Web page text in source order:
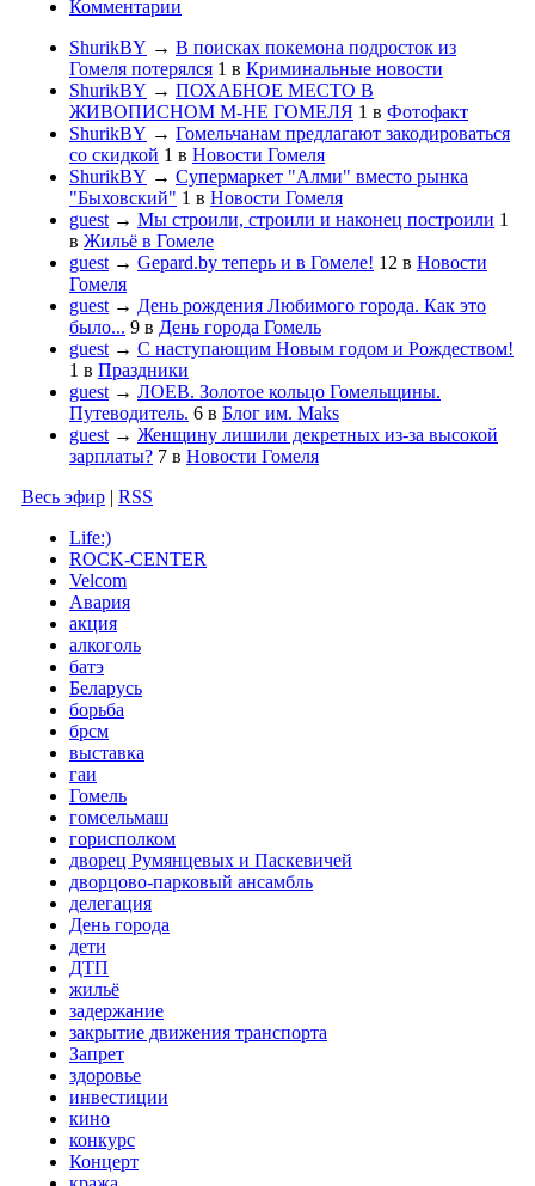
Комментарии
ShurikBY → В поисках покемона подросток из
Гомеля потерялся 1 в Криминальные новости
ShurikBY → ПОХАБНОЕ МЕСТО В
ЖИВОПИСНОМ М-НЕ ГОМЕЛЯ 1 в Фотофакт
ShurikBY → Гомельчанам предлагают закодироваться
со скидкой 1 в Новости Гомеля
ShurikBY → Супермаркет "Алми" вместо рынка
"Быховский" 1 в Новости Гомеля
guest → Мы строили, строили и наконец построили 1
в Жильё в Гомеле
guest → Gepard.by теперь и в Гомеле! 12 в Новости
Гомеля
guest → День рождения Любимого города. Как это
было... 9 в День города Гомель
guest → С наступающим Новым годом и Рождеством!
1 в Праздники
guest → ЛОЕВ. Золотое кольцо Гомельщины.
Путеводитель. 6 в Блог им. Maks
guest → Женщину лишили декретных из-за высокой
зарплаты? 7 в Новости Гомеля
Весь эфир | RSS
Life:)
ROCK-CENTER
Velcom
Авария
акция
алкоголь
батэ
Беларусь
борьба
брсм
выставка
гаи
Гомель
гомсельмаш
горисполком
дворец Румянцевых и Паскевичей
дворцово-парковый ансамбль
делегация
День города
дети
ДТП
жильё
задержание
закрытие движения транспорта
Запрет
здоровье
инвестиции
кино
конкурс
Концерт